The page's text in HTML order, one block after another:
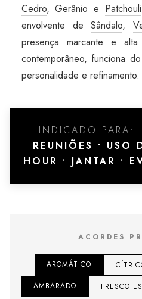
Cedro, Gerânio e Patchouli
envolvente deSândalo,
presença marcante e
contemporâneo, funciona
personalidade e refinamento.
INDICADO PARA:
REUNIÕES • USO
HOUR • JANTAR •
ACORDES
AROMÁTICO
AMBARADO
FRESCO